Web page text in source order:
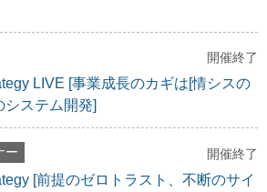
開催終了
LIVE [事業成長のカギは[情シスの
システム開発]
ー 開催終了
[前提のゼロトラスト、不断のサイ